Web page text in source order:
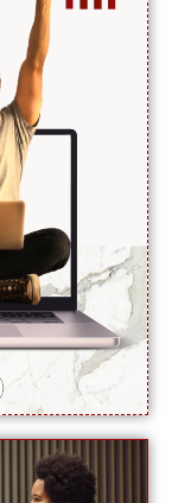
سے
انکار کر
دیا